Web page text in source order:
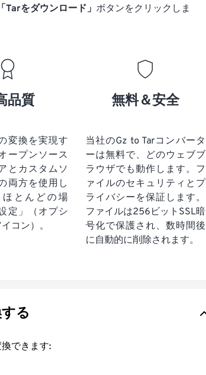
「Tarをダウンロード」 ボタンをクリックしま
品質
変換を実現す
ープンソース
とカスタムソ
両方を使用し
とんどの場
定」（オプシ
コン）。
無料＆安全
当社のGz to Tarコンバータ
ーは無料で、どのウェブブ
ラウザでも動作します。フ
ァイルのセキュリティとプ
ライバシーを保証します。
ファイルは256ビットSSL暗
号化で保護され、数時間後
に自動的に削除されます。
る
できます: